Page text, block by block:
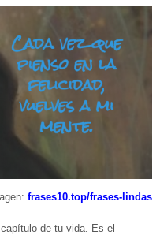
frases10.top/frases-lindas
de tu vida. Es el